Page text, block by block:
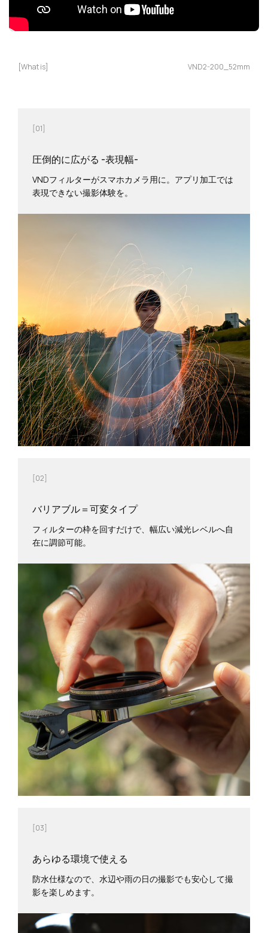
[What is] VND2-200_52mm
[01]
圧倒的に広がる -表現幅-
VNDフィルターがスマホカメラ用に。アプリ加工では
表現できない撮影体験を。
[02]
バリアブル＝可変タイプ
フィルターの枠を回すだけで、幅広い減光レベルへ自
在に調節可能。
[03]
あらゆる環境で使える
防水仕様なので、水辺や雨の日の撮影でも安心して撮
影を楽しめます。